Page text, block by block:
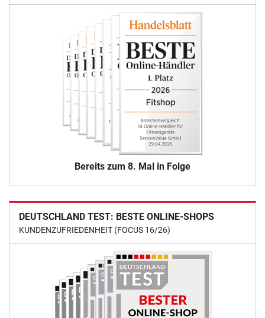
Bereits zum 8. Mal in Folge
DEUTSCHLAND TEST: BESTE ONLINE-SHOPS
KUNDENZUFRIEDENHEIT (FOCUS 16/26)